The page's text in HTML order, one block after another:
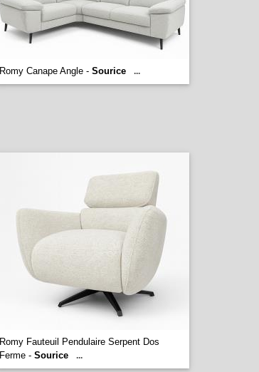
Romy Canape Angle - Sourice ...
Romy Fauteuil Pendulaire Serpent Dos
Ferme - Sourice ...